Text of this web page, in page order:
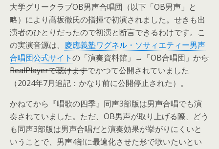
大学グリークラブOB男声合唱団（以下「OB男声」と
略）により髙坂徹氏の指揮で初演されました。せきも出
演者のひとりだったので初演と断言できるわけです。こ
の実演音源は、 慶應義塾ワグネル・ソサィエティー男声
合唱団公式サイトの「演奏資料館」→「OB合唱団」 から
RealPlayerで聴けますでかつて公開されていました
（2024年7月追記：かなり前に公開停止された）。
かねてから『唱歌の四季』同声3部版は男声合唱でも演
奏されていました。ただ、OB男声が取り上げる際、どう
も同声3部版は男声合唱だと演奏効果が挙がりにくいと
いうことで、男声4部に最適化させた形で歌いたいとい